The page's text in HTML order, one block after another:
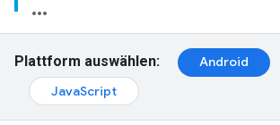
Plattform auswählen: Android
JavaScript